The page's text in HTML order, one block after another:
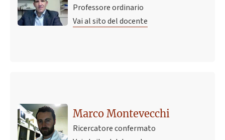
Professore ordinario
Vai al sito del docente
Marco Montevecchi
Ricercatore confermato